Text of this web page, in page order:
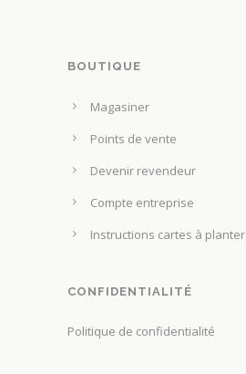
BOUTIQUE
Magasiner
Points de vente
Devenir revendeur
Compte entreprise
Instructions cartes à planter
CONFIDENTIALITÉ
Politique de confidentialité